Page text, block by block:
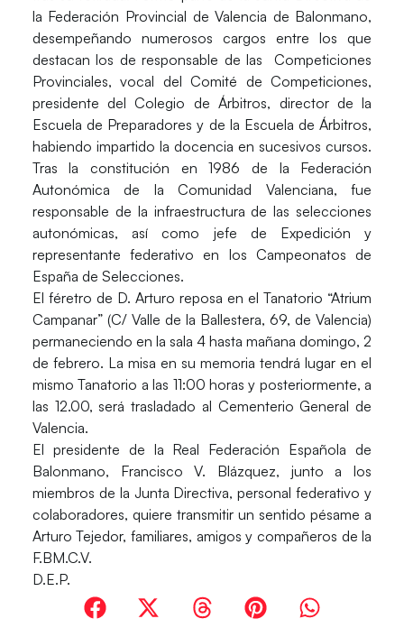
la Federación Provincial de Valencia de Balonmano,
desempeñando numerosos cargos entre los que
destacan los de responsable de las Competiciones
Provinciales, vocal del Comité de Competiciones,
presidente del Colegio de Árbitros, director de la
Escuela de Preparadores y de la Escuela de Árbitros,
habiendo impartido la docencia en sucesivos cursos.
Tras la constitución en 1986 de la Federación
Autonómica de la Comunidad Valenciana, fue
responsable de la infraestructura de las selecciones
autonómicas, así como jefe de Expedición y
representante federativo en los Campeonatos de
España de Selecciones.
El féretro de D. Arturo reposa en el Tanatorio “Atrium
Campanar” (C/ Valle de la Ballestera, 69, de Valencia)
permaneciendo en la sala 4 hasta mañana domingo, 2
de febrero. La misa en su memoria tendrá lugar en el
mismo Tanatorio a las 11:00 horas y posteriormente, a
las 12.00, será trasladado al Cementerio General de
Valencia.
El presidente de la Real Federación Española de
Balonmano, Francisco V. Blázquez, junto a los
miembros de la Junta Directiva, personal federativo y
colaboradores, quiere transmitir un sentido pésame a
Arturo Tejedor, familiares, amigos y compañeros de la
F.BM.C.V.
D.E.P.